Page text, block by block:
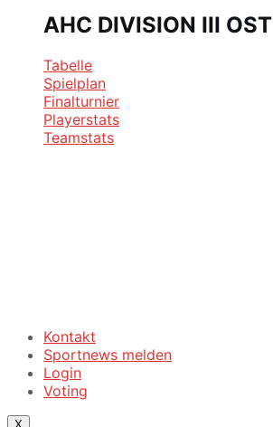
AHC DIVISION III OST
Tabelle
Spielplan
Finalturnier
Playerstats
Teamstats
Kontakt
Sportnews melden
Login
Voting